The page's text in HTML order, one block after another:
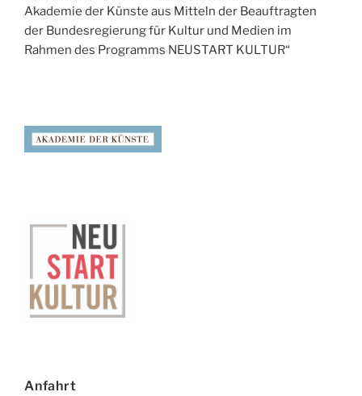
Akademie der Künste aus Mitteln der Beauftragten
der Bundesregierung für Kultur und Medien im
Rahmen des Programms NEUSTART KULTUR“
Anfahrt